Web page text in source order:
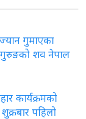
ज्यान गुमाएका
गुरुङको शव नेपाल
कार्यक्रमको
शुक्रबार पहिलो